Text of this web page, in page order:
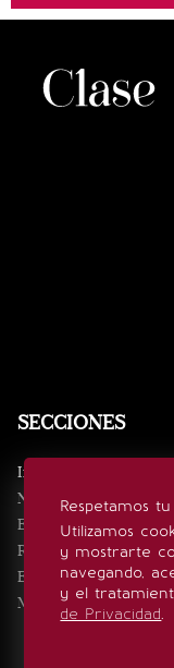
Respetamos
Utilizamos
y mostrarte
navegando,
y el
de Privacidad.
SECCIONES
Inicio
Noticias
Eventos
Realeza
Estilo de vida
Minuto x Minuto